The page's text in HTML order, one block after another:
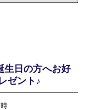
生日の方へお好
ゼント♪